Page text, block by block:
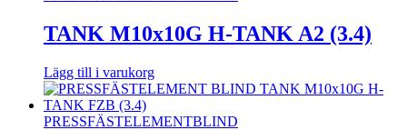
TANK M10x10G H-TANK A2 (3.4)
Lägg till i varukorg
PRESSFÄSTELEMENTBLIND